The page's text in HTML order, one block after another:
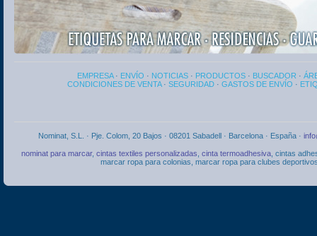
EMPRESA· ENVÍO · NOTICIAS · PRODUCTOS · BUSCADOR ·
CONDICIONES DE VENTA· SEGURIDAD· GASTOS DE ENVÍO ·
Nominat, S.L. · Pje. Colom, 20 Bajos · 08201 Sabadell · Barcelona · España ·
nominat para marcar, cintas textiles personalizadas cinta termoadhesiva , cintas
marcar ropa para colonias, marcar ropa para clubes